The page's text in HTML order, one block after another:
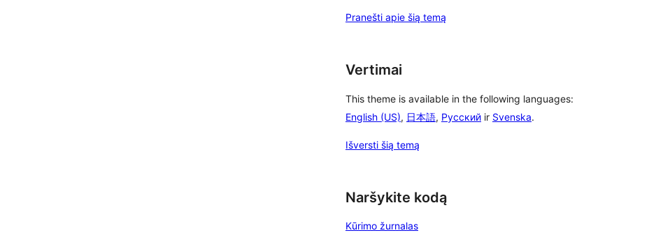
Pranešti apie šią temą
Vertimai
This theme is available in the following languages:
English (US), 日本語, Русский ir Svenska.
Išversti šią temą
Naršykite kodą
Kūrimo žurnalas